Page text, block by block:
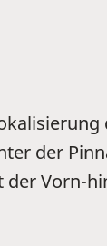
der
Vorn-